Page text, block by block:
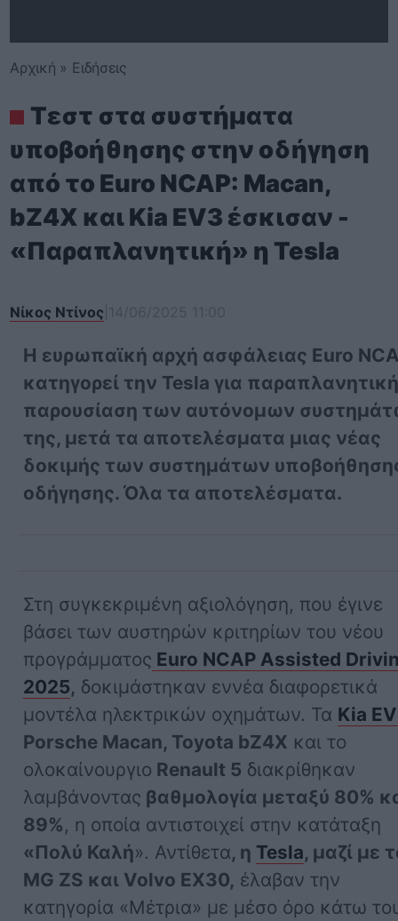
Αρχική » Ειδήσεις
Τεστ στα συστήματα
υποβοήθησης στην οδήγηση
από το Euro NCAP: Macan,
bZ4X και Kia EV3 έσκισαν -
«Παραπλανητική» η Tesla
Νίκος Ντίνος
Η ευρωπαϊκή αρχή ασφάλειας Euro
κατηγορεί την Tesla για
παρουσίαση των αυτόνομων
της, μετά τα αποτελέσματα μιας νέας
δοκιμής των συστημάτων
οδήγησης. Όλα τα αποτελέσματα.
Στη συγκεκριμένη αξιολόγηση, που έγινε
βάσει των αυστηρών κριτηρίων του νέου
προγράμματος Euro NCAP Assisted
2025, δοκιμάστηκαν εννέα διαφορετικά
μοντέλα ηλεκτρικών οχημάτων. Τα Kia
Porsche Macan, Toyota bZ4X και το
ολοκαίνουργιο Renault 5 διακρίθηκαν
λαμβάνοντας βαθμολογία μεταξύ 80%
89%, η οποία αντιστοιχεί στην κατάταξη
«Πολύ Καλή». Αντίθετα, η Tesla, μαζί με
MG ZS και Volvo EX30, έλαβαν την
κατηγορία «Μέτρια» με μέσο όρο κάτω